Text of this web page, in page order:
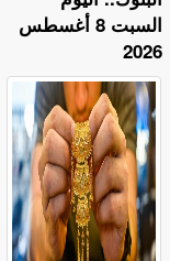
السبت 8 أغسطس
2026